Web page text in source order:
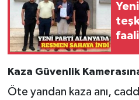
Kaza Güvenlik
Öte yandan kaza anı,